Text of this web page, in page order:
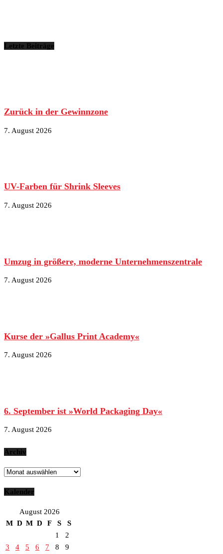
Letzte Beiträge
Zurück in der Gewinnzone
7. August 2026
UV-Farben für Shrink Sleeves
7. August 2026
Umzug in größere, moderne Unternehmenszentrale
7. August 2026
Kurse der »Gallus Print Academy«
7. August 2026
6. September ist »World Packaging Day«
7. August 2026
Archiv
Archiv
Kalender
August 2026
M D M D F S
S
1
2
3
4 5 6 7 8 9